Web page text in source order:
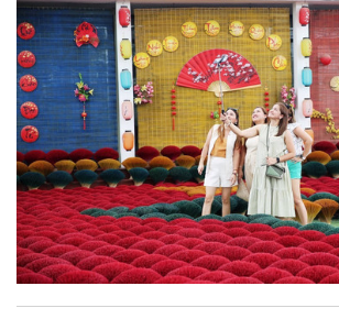
góp phần thực hiện thắng lợi các mục tiêu
Nội năm 2026 và giai đoạn tiếp theo.